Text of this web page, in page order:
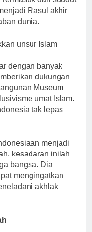
Rasul akhir
dunia.
unsur Islam
dengan banyak
dukungan
Museum
umat Islam.
tak lepas
menjadi
kesadaran inilah
bangsa. Dia
mengingatkan
akhlak